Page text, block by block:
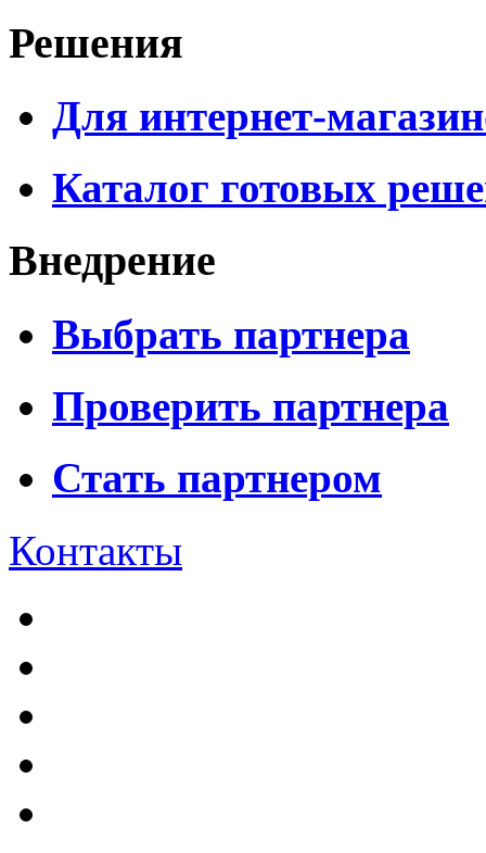
Решения
Для интернет-
Каталог готовых
Внедрение
Выбрать партнера
Проверить партнера
Стать партнером
Контакты